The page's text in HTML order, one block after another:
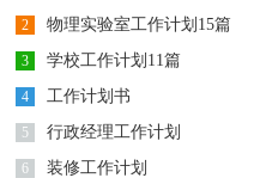
2 物理实验室工作计划15篇
3 学校工作计划11篇
4 工作计划书
5 行政经理工作计划
6 装修工作计划